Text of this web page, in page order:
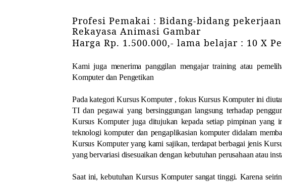
Profesi Pemakai : Bidang-bidang
Rekayasa Animasi Gambar
Harga Rp. 1.500.000,- lama belajar : 10 X
Kami juga menerima panggilan mengajar training atau
Komputer dan Pengetikan
Pada kategori Kursus Komputer , fokus Kursus Komputer ini
TI dan pegawai yang bersinggungan langsung terhadap
Kursus Komputer juga ditujukan kepada setiap pimpinan yang
teknologi komputer dan pengaplikasian komputer didalam
Kursus Komputer yang kami sajikan, terdapat berbagai jenis
yang bervariasi disesuaikan dengan kebutuhan perusahaan atau
Saat ini, kebutuhan Kursus Komputer sangat tinggi. Karena